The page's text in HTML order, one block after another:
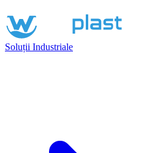
Soluții Industriale